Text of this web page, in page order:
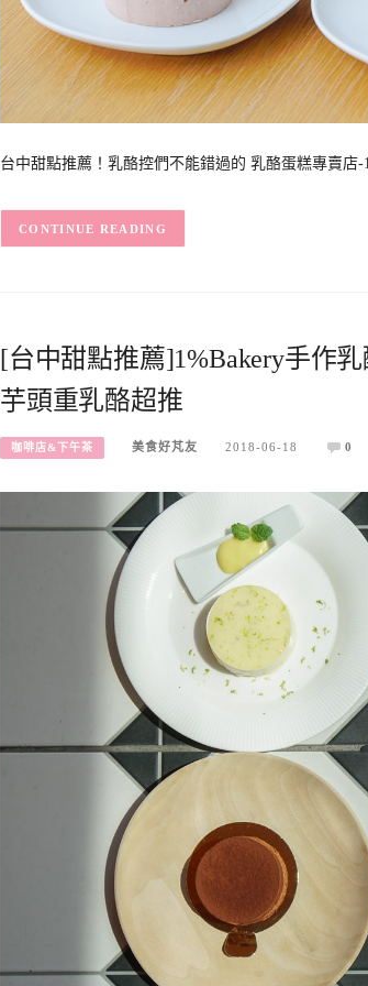
台中甜點推薦！乳酪控們不能錯過的 乳酪蛋糕專賣
CONTINUE READING
[台中甜點推薦]1%Bakery手作
芋頭重乳酪超推
咖啡店&下午茶 美食好芃友 2018-06-18 0